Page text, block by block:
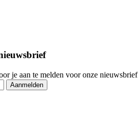
je aan te melden voor onze nieuwsbrief
Aanmelden